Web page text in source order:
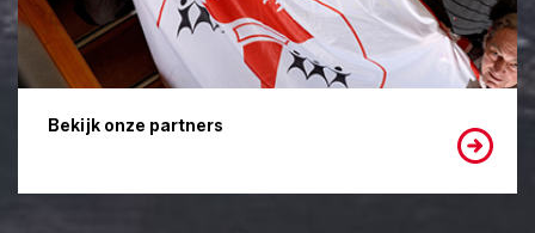
Bekijk onze partners